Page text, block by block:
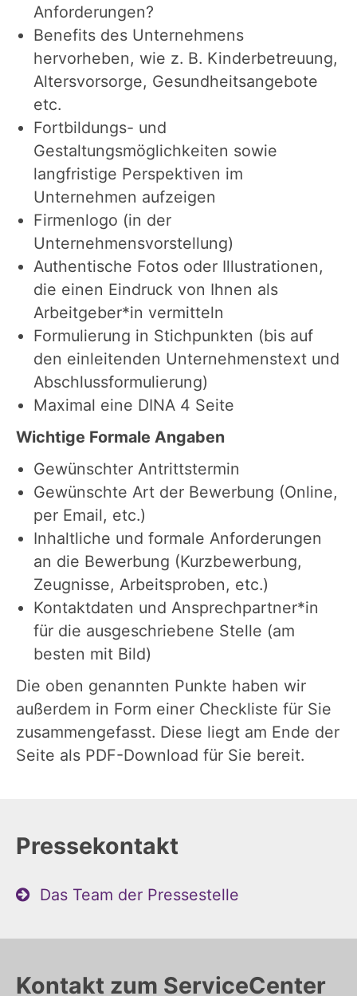
Anforderungen?
Benefits des Unternehmens
hervorheben, wie z. B. Kinderbetreuung,
Altersvorsorge, Gesundheitsangebote
etc.
Fortbildungs- und
Gestaltungsmöglichkeiten sowie
langfristige Perspektiven im
Unternehmen aufzeigen
Firmenlogo (in der
Unternehmensvorstellung)
Authentische Fotos oder Illustrationen,
die einen Eindruck von Ihnen als
Arbeitgeber*in vermitteln
Formulierung in Stichpunkten (bis auf
den einleitenden Unternehmenstext und
Abschlussformulierung)
Maximal eine DINA 4 Seite
Wichtige Formale Angaben
Gewünschter Antrittstermin
Gewünschte Art der Bewerbung (Online,
per Email, etc.)
Inhaltliche und formale Anforderungen
an die Bewerbung (Kurzbewerbung,
Zeugnisse, Arbeitsproben, etc.)
Kontaktdaten und Ansprechpartner*in
für die ausgeschriebene Stelle (am
besten mit Bild)
Die oben genannten Punkte haben wir
außerdem in Form einer Checkliste für Sie
zusammengefasst. Diese liegt am Ende der
Seite als PDF-Download für Sie bereit.
Pressekontakt
Das Team der Pressestelle
Kontakt zum ServiceCenter